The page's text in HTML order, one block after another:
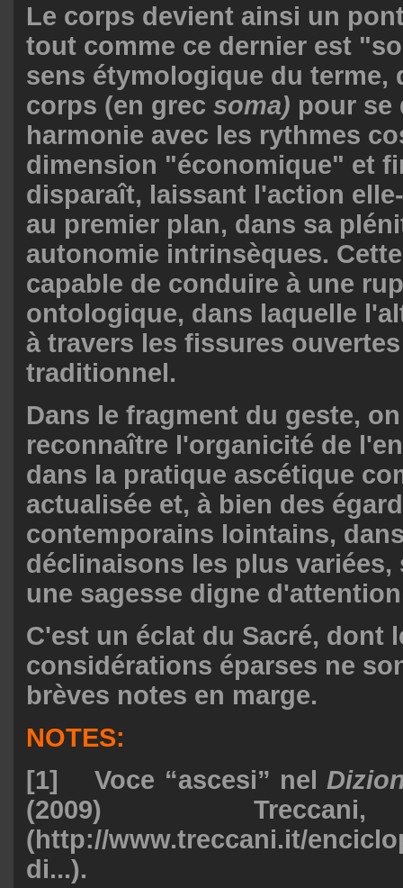
Le corps devient ainsi un
tout comme ce dernier est
sens étymologique du terme,
corps (en grec soma) pour se
harmonie avec les rythmes
dimension "économique" et
disparaît, laissant l'action
au premier plan, dans sa
autonomie intrinsèques.
capable de conduire à une
ontologique, dans laquelle
à travers les fissures
traditionnel.
Dans le fragment du geste,
reconnaître l'organicité de
dans la pratique ascétique
actualisée et, à bien des
contemporains lointains,
déclinaisons les plus variées,
une sagesse digne
C'est un éclat du Sacré, dont
considérations éparses ne
brèves notes en marge.
NOTES:
[1] Voce “ascesi” nel
(2009)
(http://www.treccani.it/
di...).